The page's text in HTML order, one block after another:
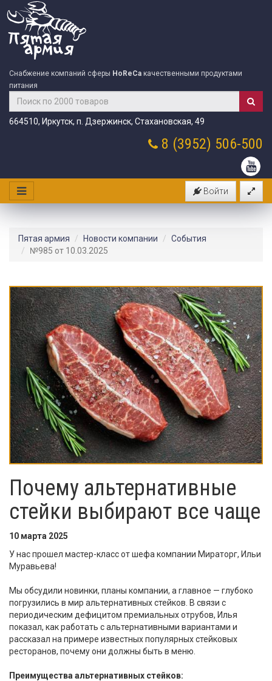
Снабжение компаний сферы HoReCa качественными продуктами
питания
664510, Иркутск, п. Дзержинск, Стахановская, 49
8 (3952) 506-500
Войти
Пятая армия Новости компании
События
№985 от 10.03.2025
Почему альтернативные
стейки выбирают все чаще
10 марта 2025
У нас прошел мастер-класс от шефа компании Мираторг, Ильи
Муравьева!
Мы обсудили новинки, планы компании, а главное — глубоко
погрузились в мир альтернативных стейков. В связи с
периодическим дефицитом премиальных отрубов, Илья
показал, как работать с альтернативными вариантами и
рассказал на примере известных популярных стейковых
ресторанов, почему они должны быть в меню.
Преимущества альтернативных стейков: